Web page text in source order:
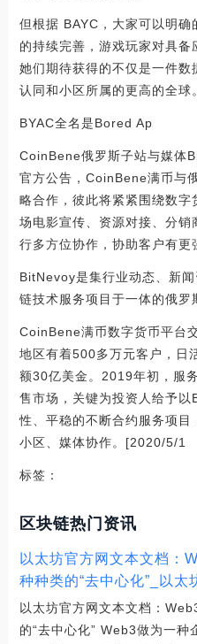
但根据 BAYC，大家可以明
的持续完善，游戏玩家对具备
她们期待获得的不仅是一件
认同和小区所属的更高的全球。
BYAC全名是Bored Ap
CoinBene俄罗斯子站与媒体
官方公告，CoinBene满币与
略合作，彼此将紧紧围绕数
场电影宣传、资源对接、分
行多方位协作，协助客户有更
BitNevoy是集行业动态、新
链技术服务项目于一体的俄罗
CoinBene满币数字货币平台
地区有着500多万元客户，日
额30亿美金。2019年初，服
售市场，关键为投资人给予
性、平稳的不断合约服务项
小区、媒体协作。[2020/5/1
标签：
区块链热门资讯
以太坊官方网文本文档：
种种类的“去中心化”_以太
以太坊官方网文本文档：
的“去中心化” Web3做为一